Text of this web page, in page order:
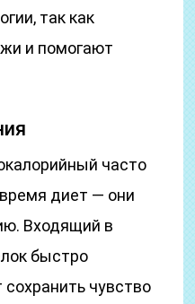
так как
и помогают
часто
диет — они
Входящий в
быстро
чувство